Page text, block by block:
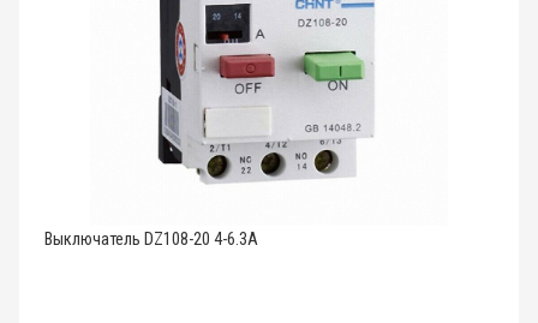
Выключатель DZ108-20 4-6.3A